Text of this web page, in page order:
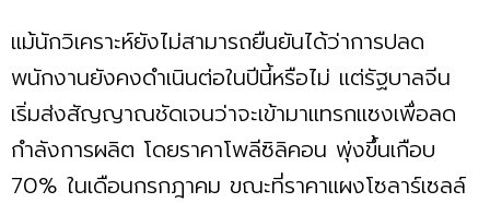
แม้นักวิเคราะห์ยังไม่สามารถยืนยันได้ว่าการปลด
พนักงานยังคงดำเนินต่อในปีนี้หรือไม่ แต่รัฐบาลจีน
เริ่มส่งสัญญาณชัดเจนว่าจะเข้ามาแทรกแซงเพื่อลด
กำลังการผลิต โดยราคาโพลีซิลิคอน พุ่งขึ้นเกือบ
70% ในเดือนกรกฎาคม ขณะที่ราคาแผงโซลาร์เซลล์